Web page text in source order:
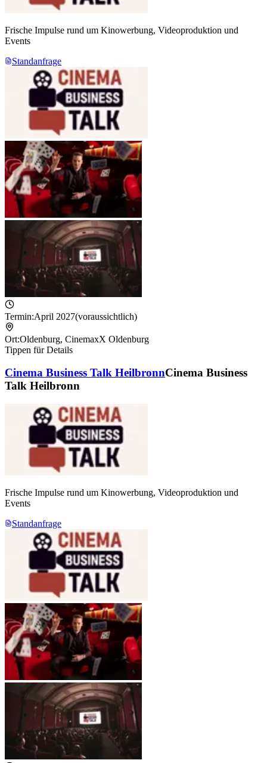
Frische Impulse rund um Kinowerbung, Videoproduktion und
Events
Standanfrage
Termin:April 2027(voraussichtlich)
Ort:Oldenburg, CinemaxX Oldenburg
Tippen für Details
Cinema Business Talk HeilbronnCinema Business
Talk Heilbronn
Frische Impulse rund um Kinowerbung, Videoproduktion und
Events
Standanfrage